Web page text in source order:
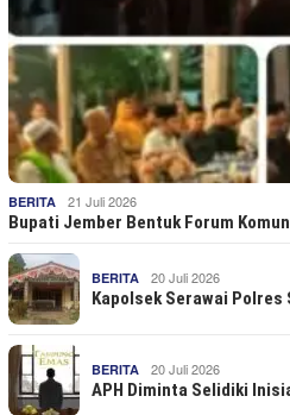
BERITA 21 Juli 2026
Bupati Jember Bentuk Forum
BERITA 20 Juli 2026
Kapolsek Serawai
BERITA 20 Juli 2026
APH Diminta Selidiki